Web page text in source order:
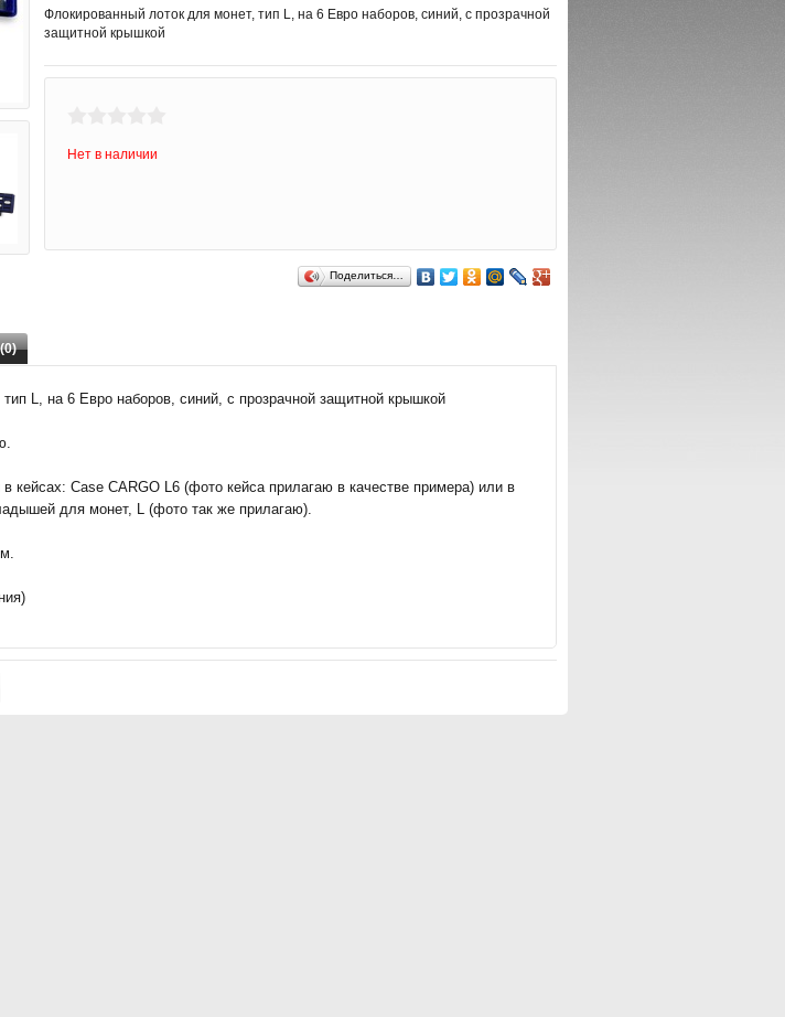
Флокированный лоток для монет, тип L, на 6 Евро наборов, синий, с прозрачной
защитной крышкой
Нет в наличии
Поделиться…
L, на 6 Евро наборов, синий, с прозрачной защитной крышкой
кейсах: Case CARGO L6 (фото кейса прилагаю в качестве примера) или в
для монет, L (фото так же прилагаю).